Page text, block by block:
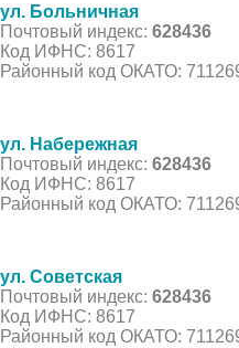
ул. Больничная
Почтовый индекс: 628436
Код ИФНС: 8617
Районный код ОКАТО:
ул. Набережная
Почтовый индекс: 628436
Код ИФНС: 8617
Районный код ОКАТО:
ул. Советская
Почтовый индекс: 628436
Код ИФНС: 8617
Районный код ОКАТО: